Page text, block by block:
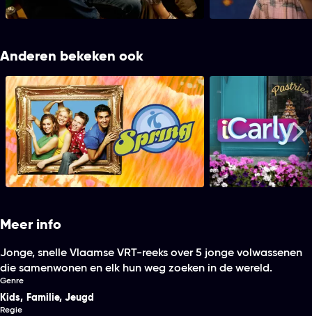
Ted...
door Birgit.
Anderen bekeken ook
Spring
Meer info
Jonge, snelle Vlaamse VRT-reeks over 5 jonge volwassenen
die samenwonen en elk hun weg zoeken in de wereld.
Genre
Kids, Familie, Jeugd
Regie